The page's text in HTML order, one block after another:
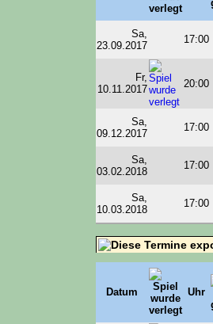
Sa,
23.09.2017
17:00
Fr,
10.11.2017
20:00
Sa,
09.12.2017
17:00
Sa,
03.02.2018
17:00
Sa,
10.03.2018
17:00
Datum Uhr